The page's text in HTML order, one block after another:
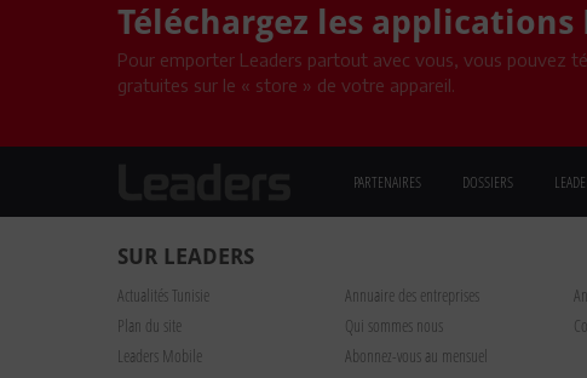
Téléchargez les applications
Pour emporter Leaders partout avec vous, vous pouvez
gratuites sur le « store » de votre appareil.
PARTENAIRES DOSSIERS
SUR LEADERS
Actualités Tunisie Annuaire des entreprises
Plan du site
Qui sommes nous
Leaders Mobile
Abonnez-vous au mensuel